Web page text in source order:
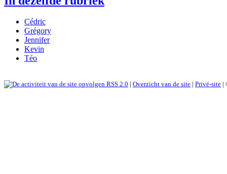
Cédric
Grégory
Jennifer
Kevin
Téo
RSS 2.0 | Overzicht van de site | Privé-site |